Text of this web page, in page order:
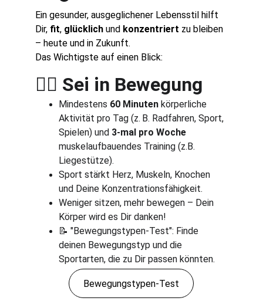
Ein gesunder, ausgeglichener Lebensstil hilft
Dir, fit, glücklich und konzentriert zu bleiben
– heute und in Zukunft.
Das Wichtigste auf einen Blick:
🏃‍♂️ Sei in Bewegung
Mindestens 60 Minuten körperliche
Aktivität pro Tag (z. B. Radfahren, Sport,
Spielen) und 3-mal pro Woche
muskelaufbauendes Training (z.B.
Liegestütze).
Sport stärkt Herz, Muskeln, Knochen
und Deine Konzentrationsfähigkeit.
Weniger sitzen, mehr bewegen – Dein
Körper wird es Dir danken!
📝 "Bewegungstypen-Test": Finde
deinen Bewegungstyp und die
Sportarten, die zu Dir passen könnten.
Bewegungstypen-Test